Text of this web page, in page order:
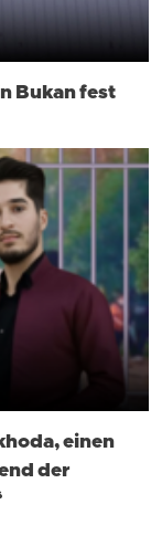
Bukan fest
einen
der